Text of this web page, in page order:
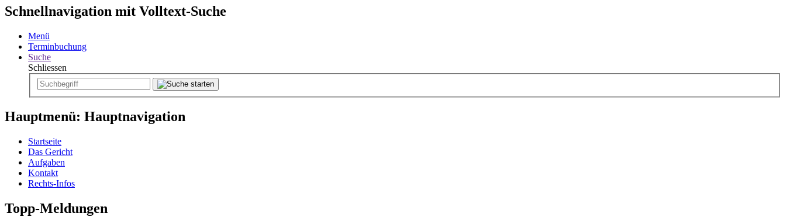
Schnellnavigation mit Volltext-Suche
Menü
Terminbuchung
Suche
Schliessen
Hauptmenü: Hauptnavigation
Startseite
Das Gericht
Aufgaben
Kontakt
Rechts-Infos
Topp-Meldungen